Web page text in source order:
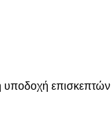
υποδοχή επισκεπτών